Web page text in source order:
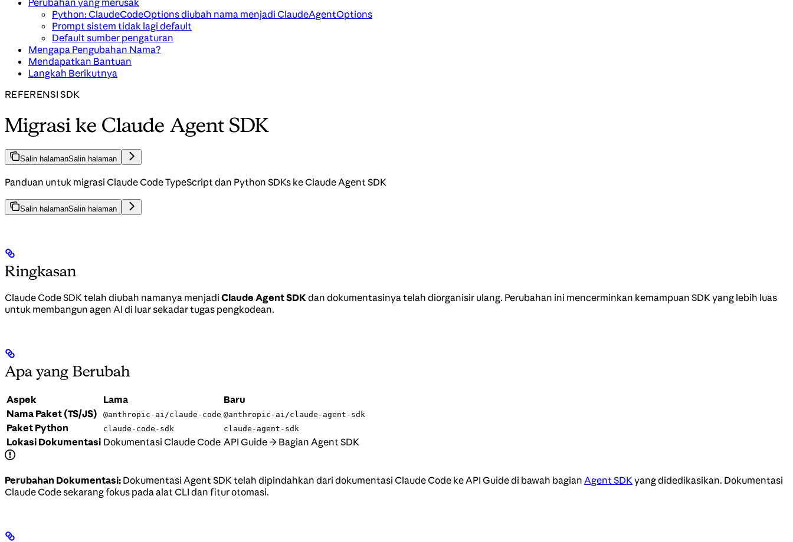
Perubahan yang merusak
Python: ClaudeCodeOptions diubah nama menjadi ClaudeAgentOptions
Prompt sistem tidak lagi default
Default sumber pengaturan
Mengapa Pengubahan Nama?
Mendapatkan Bantuan
Langkah Berikutnya
REFERENSI SDK
Migrasi ke Claude Agent SDK
Salin halamanSalin halaman
Panduan untuk migrasi Claude Code TypeScript dan Python SDKs ke Claude Agent SDK
Salin halamanSalin halaman
Ringkasan
Claude Code SDK telah diubah namanya menjadi Claude Agent SDK dan dokumentasinya telah diorganisir ulang. Perubahan ini mencerminkan kemampuan SDK yang lebih luas
untuk membangun agen AI di luar sekadar tugas pengkodean.
Apa yang Berubah
Aspek Lama
Baru
Nama Paket (TS/JS)
@anthropic-ai/claude-code @anthropic-ai/claude-agent-sdk
Paket Python claude-code-sdk claude-agent-sdk
Lokasi Dokumentasi Dokumentasi Claude Code API Guide → Bagian Agent SDK
Perubahan Dokumentasi: Dokumentasi Agent SDK telah dipindahkan dari dokumentasi Claude Code ke API Guide di bawah bagian Agent SDK yang didedikasikan. Dokumentasi
Claude Code sekarang fokus pada alat CLI dan fitur otomasi.